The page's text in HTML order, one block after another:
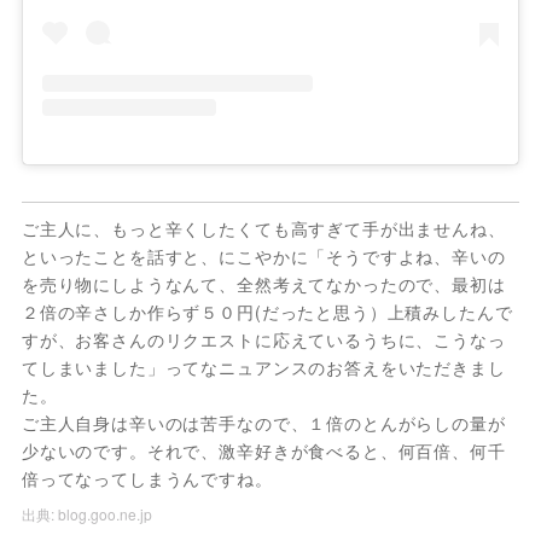
ご主人に、もっと辛くしたくても高すぎて手が出ませんね、
といったことを話すと、にこやかに「そうですよね、辛いの
を売り物にしようなんて、全然考えてなかったので、最初は
２倍の辛さしか作らず５０円(だったと思う）上積みしたんで
すが、お客さんのリクエストに応えているうちに、こうなっ
てしまいました」ってなニュアンスのお答えをいただきまし
た。
ご主人自身は辛いのは苦手なので、１倍のとんがらしの量が
少ないのです。それで、激辛好きが食べると、何百倍、何千
倍ってなってしまうんですね。
出典: blog.goo.ne.jp